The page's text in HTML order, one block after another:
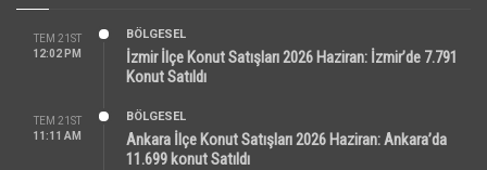
TEM 21ST
12:02 PM
BÖLGESEL
İzmir İlçe Konut Satışları 2026 Haziran: İzmir’de 7.791
Konut Satıldı
TEM 21ST
11:11 AM
BÖLGESEL
Ankara İlçe Konut Satışları 2026 Haziran: Ankara’da
11.699 konut Satıldı